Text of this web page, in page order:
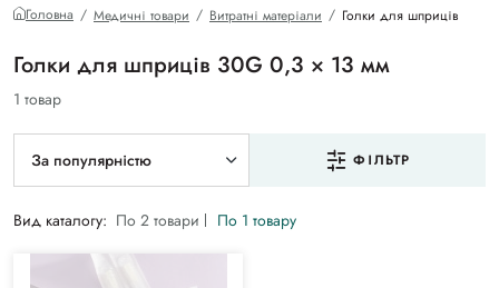
Головна Медичні товари Витратні матеріали Голки для шприців
Голки для шприців 30G 0,3 × 13 мм
1 товар
За популярністю ФІЛЬТР
Вид каталогу: По 2 товари По 1 товару